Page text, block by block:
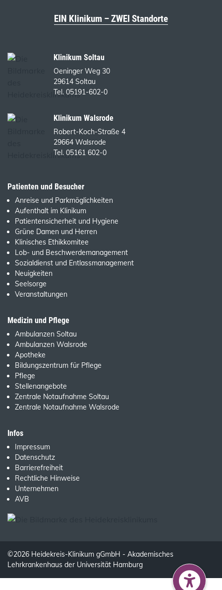
EIN Klinikum – ZWEI Standorte
Klinikum Soltau
Oeninger Weg 30
29614 Soltau
Tel. 05191-602-0
Klinikum Walsrode
Robert-Koch-Straße 4
29664 Walsrode
Tel. 05161 602-0
Patienten und Besucher
Anreise und Parkmöglichkeiten
Aufenthalt im Klinikum
Patientensicherheit und Hygiene
Grüne Damen und Herren
Klinisches Ethikkomitee
Lob- und Beschwerdemanagement
Sozialdienst und Entlassmanagement
Neuigkeiten
Seelsorge
Veranstaltungen
Medizin und Pflege
Ambulanzen Soltau
Ambulanzen Walsrode
Apotheke
Bildungszentrum für Pflege
Pflege
Stellenangebote
Zentrale Notaufnahme Soltau
Zentrale Notaufnahme Walsrode
Infos
Impressum
Datenschutz
Barrierefreiheit
Rechtliche Hinweise
Unternehmen
AVB
©2026 Heidekreis-Klinikum gGmbH - Akademisches
Lehrkrankenhaus der Universität Hamburg